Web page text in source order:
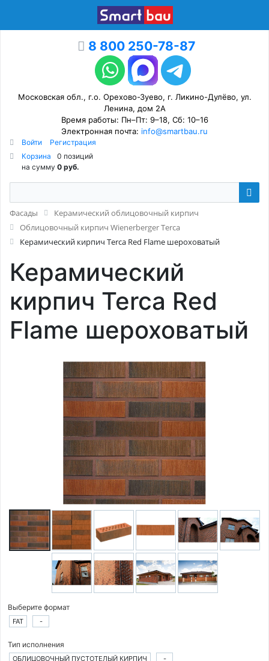
8 800 250-78-87
Московская обл., г.о. Орехово-Зуево, г. Ликино-Дулёво, ул.
Ленина, дом 2А
Время работы: Пн–Пт: 9–18, Сб: 10–16
Электронная почта: info@smartbau.ru
Войти
Регистрация
Корзина
0 позиций
на сумму 0 руб.
Фасады
Керамический облицовочный кирпич
Облицовочный кирпич Wienerberger Terca
Керамический кирпич Terca Red Flame шероховатый
Керамический
кирпич Terca Red
Flame шероховатый
Выберите формат
FAT -
Тип исполнения
ОБЛИЦОВОЧНЫЙ ПУСТОТЕЛЫЙ КИРПИЧ -